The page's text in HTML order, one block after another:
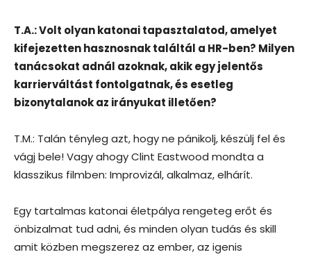
T.A.: Volt olyan katonai tapasztalatod, amelyet
kifejezetten hasznosnak találtál a HR-ben? Milyen
tanácsokat adnál azoknak, akik egy jelentős
karrierváltást fontolgatnak, és esetleg
bizonytalanok az irányukat illetően?
T.M.: Talán tényleg azt, hogy ne pánikolj, készülj fel és
vágj bele! Vagy ahogy Clint Eastwood mondta a
klasszikus filmben: Improvizál, alkalmaz, elhárít.
Egy tartalmas katonai életpálya rengeteg erőt és
önbizalmat tud adni, és minden olyan tudás és skill
amit közben megszerez az ember, az igenis